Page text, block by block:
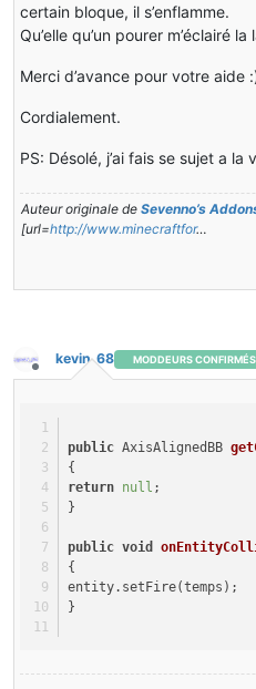
certain bloque, il s’enflamme.
Qu’elle qu’un pourer m’éclairé
Merci d’avance pour votre aide
Cordialement.
PS: Désolé, j’ai fais se sujet a la
Auteur originale de Sevenno’s
[url=http://www.minecraftfor…
Hors-ligne
kevin_68 MODDEURS CONFIRMÉS
public AxisAlignedBB
{
return null ;
}
public void
{
entity.setFire(temps);
}